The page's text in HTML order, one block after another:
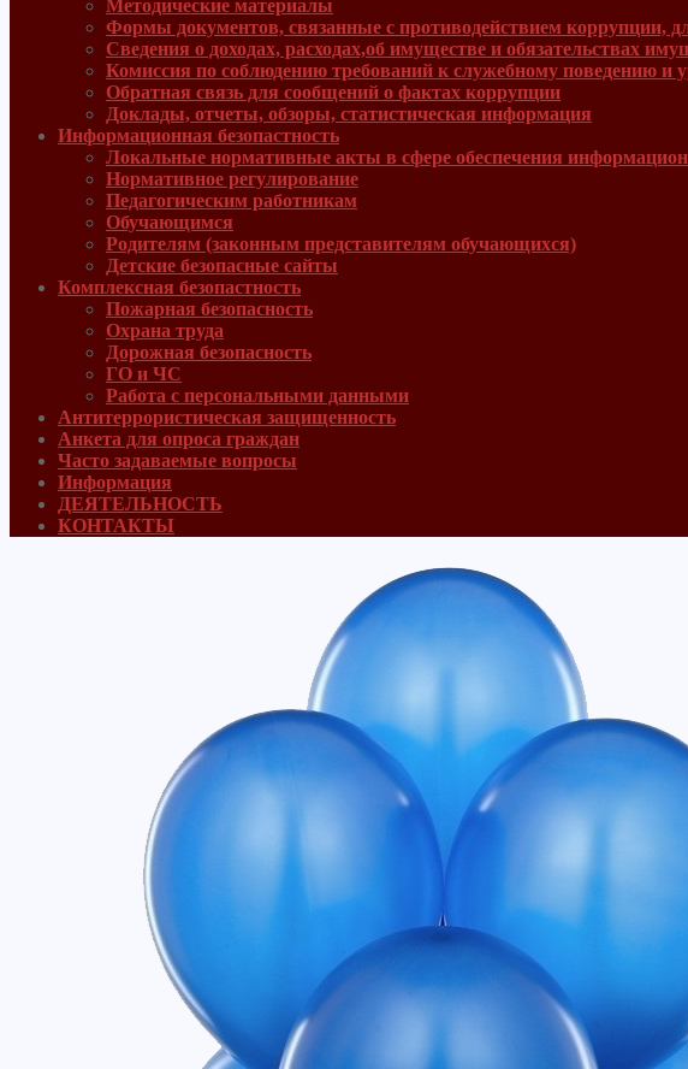
Методические материалы
Формы документов, связанные с противодействием коррупции,
Сведения о доходах, расходах,об имуществе и обязательствах
Комиссия по соблюдению требований к служебному поведению и
Обратная связь для сообщений о фактах коррупции
Доклады, отчеты, обзоры, статистическая информация
Информационная безопастность
Локальные нормативные акты в сфере обеспечения
Нормативное регулирование
Педагогическим работникам
Обучающимся
Родителям (законным представителям обучающихся)
Детские безопасные сайты
Комплексная безопастность
Пожарная безопасность
Охрана труда
Дорожная безопасность
ГО и ЧС
Работа с персональными данными
Антитеррористическая защищенность
Анкета для опроса граждан
Часто задаваемые вопросы
Информация
ДЕЯТЕЛЬНОСТЬ
КОНТАКТЫ